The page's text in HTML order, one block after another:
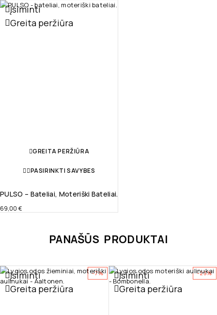
Įsiminti
Greita peržiūra
GREITA PERŽIŪRA
PASIRINKTI SAVYBES
PULSO – Bateliai, Moteriški Bateliai.
69,00 €
PANAŠŪS PRODUKTAI
-7%
Įsiminti
Greita peržiūra
-25%
Įsiminti
Greita peržiūra